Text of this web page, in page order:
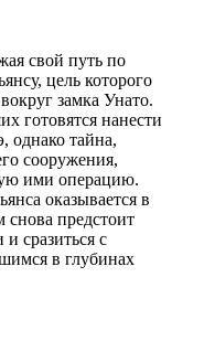
цель которого
замка Унато.
готовятся нанести
однако тайна,
сооружения,
ими операцию.
оказывается в
предстоит
сразиться с
в глубинах